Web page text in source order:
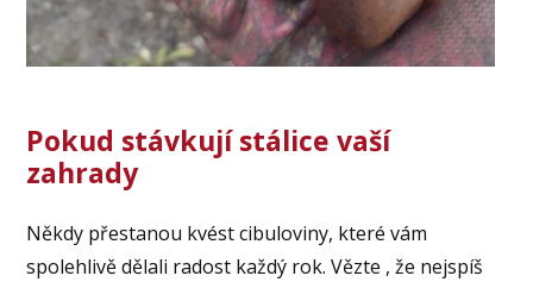
Pokud stávkují stálice vaší
zahrady
Někdy přestanou kvést cibuloviny, které vám
spolehlivě dělali radost každý rok. Vězte , že nejspíš